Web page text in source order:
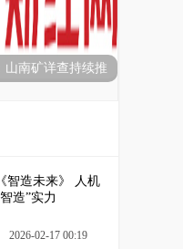
山南矿详查持续推
智造未来》 人机
造”实力
2026-02-17 00:19